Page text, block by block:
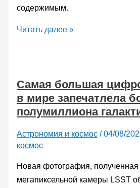
содержимым.
Астрономы
выглядеть
падение
ракеты
на
Луну
Читать далее »
Самая большая
в мире запечатлела
полумиллиона
Астрономия и космос/04/08/
космос
Новая фотография,
мегапиксельной камеры LSST